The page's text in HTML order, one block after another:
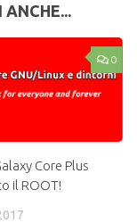
ANCHE...
0
Core Plus
il ROOT!